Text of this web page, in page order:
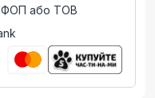
ФОП або ТОВ